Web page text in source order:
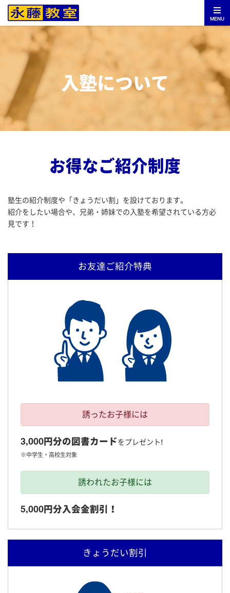
MENU
入塾について
お得なご紹介制度
塾生の紹介制度や「きょうだい割」を設けております。
紹介をしたい場合や、兄弟・姉妹での入塾を希望されている方必
見です！
お友達ご紹介特典
誘ったお子様には
3,000円分の図書カードをプレゼント!
※中学生・高校生対象
誘われたお子様には
5,000円分入会金割引！
きょうだい割引